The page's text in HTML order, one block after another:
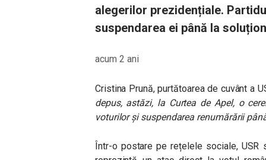
alegerilor prezidențiale.
suspendarea ei până la
acum 2 ani
Cristina Prună, purtătoarea de cuvânt a
depus, astăzi, la Curtea de Apel, o
voturilor și suspendarea renumărării
Într-o postare pe rețelele sociale,